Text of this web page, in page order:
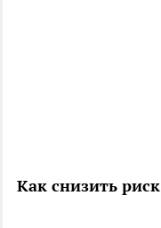
Как снизить риск